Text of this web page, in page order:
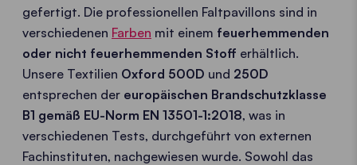
gefertigt. Die professionellen Faltpavillons sind in
verschiedenen Farben mit einem feuerhemmenden
oder nicht feuerhemmenden Stoff erhältlich.
Unsere Textilien Oxford 500D und 250D
entsprechen der europäischen Brandschutzklasse
B1 gemäß EU-Norm EN 13501-1:2018, was in
verschiedenen Tests, durchgeführt von externen
Fachinstituten, nachgewiesen wurde. Sowohl das